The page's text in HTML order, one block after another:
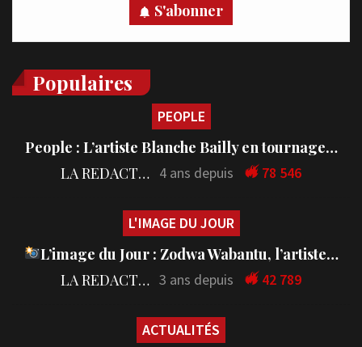
S'abonner
Populaires
PEOPLE
People : L’artiste Blanche Bailly en tournage…
LA REDACTION 4 ans depuis 78 546
L'IMAGE DU JOUR
L’image du Jour : Zodwa Wabantu, l’artiste…
LA REDACTION 3 ans depuis 42 789
ACTUALITÉS